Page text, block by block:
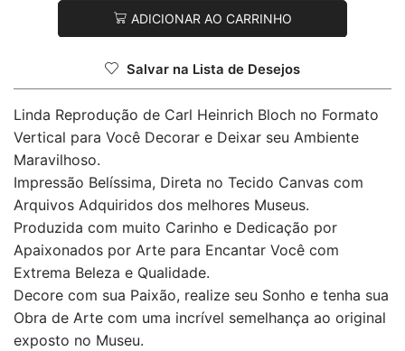
ADICIONAR AO CARRINHO
Salvar na Lista de Desejos
Linda Reprodução de Carl Heinrich Bloch no Formato
Vertical para Você Decorar e Deixar seu Ambiente
Maravilhoso.
Impressão Belíssima, Direta no Tecido Canvas com
Arquivos Adquiridos dos melhores Museus.
Produzida com muito Carinho e Dedicação por
Apaixonados por Arte para Encantar Você com
Extrema Beleza e Qualidade.
Decore com sua Paixão, realize seu Sonho e tenha sua
Obra de Arte com uma incrível semelhança ao original
exposto no Museu.